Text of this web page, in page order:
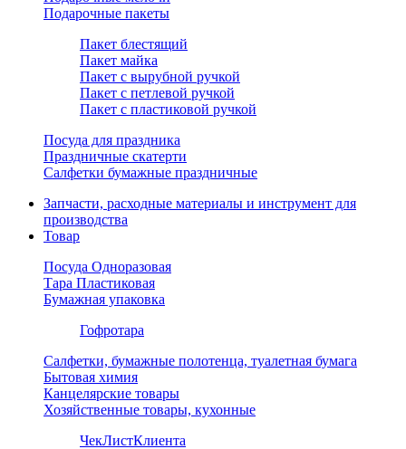
Подарочные пакеты
Пакет блестящий
Пакет майка
Пакет с вырубной ручкой
Пакет с петлевой ручкой
Пакет с пластиковой ручкой
Посуда для праздника
Праздничные скатерти
Салфетки бумажные праздничные
Запчасти, расходные материалы и инструмент для
производства
Товар
Посуда Одноразовая
Тара Пластиковая
Бумажная упаковка
Гофротара
Салфетки, бумажные полотенца, туалетная бумага
Бытовая химия
Канцелярские товары
Хозяйственные товары, кухонные
ЧекЛистКлиента